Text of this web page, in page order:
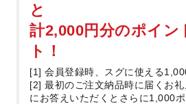
と
計2,000円分のポイン
ト！
[1] 会員登録時、スグに使える
[2] 最初のご注文納品時に届くお礼
にお答えいただくとさらに1,000ポ